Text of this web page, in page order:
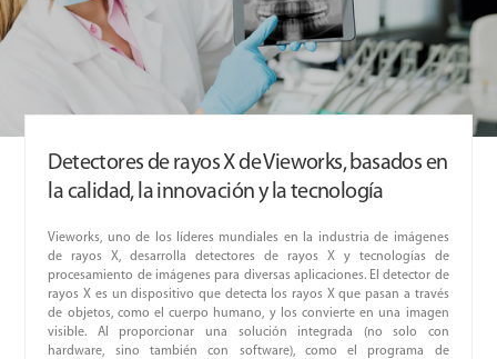
Detectores de rayos X de Vieworks, basados en
la calidad, la innovación y la tecnología
Vieworks, uno de los líderes mundiales en la industria de imágenes
de rayos X, desarrolla detectores de rayos X y tecnologías de
procesamiento de imágenes para diversas aplicaciones. El detector de
rayos X es un dispositivo que detecta los rayos X que pasan a través
de objetos, como el cuerpo humano, y los convierte en una imagen
visible. Al proporcionar una solución integrada (no solo con
hardware, sino también con software), como el programa de